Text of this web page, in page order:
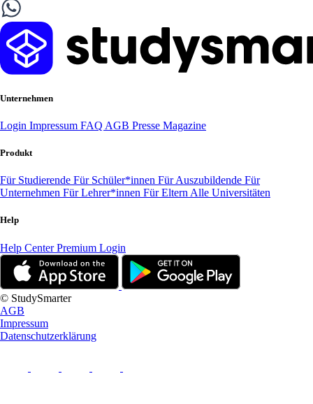
Unternehmen
Login Impressum FAQ AGB Presse Magazine
Produkt
Für Studierende Für Schüler*innen Für Auszubildende Für
Unternehmen Für Lehrer*innen Für Eltern Alle Universitäten
Help
Help CenterPremium Login
© StudySmarter
AGB
Impressum
Datenschutzerklärung